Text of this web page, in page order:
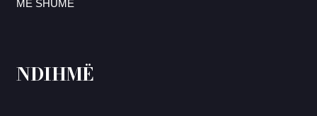
MË SHUMË
NDIHMË